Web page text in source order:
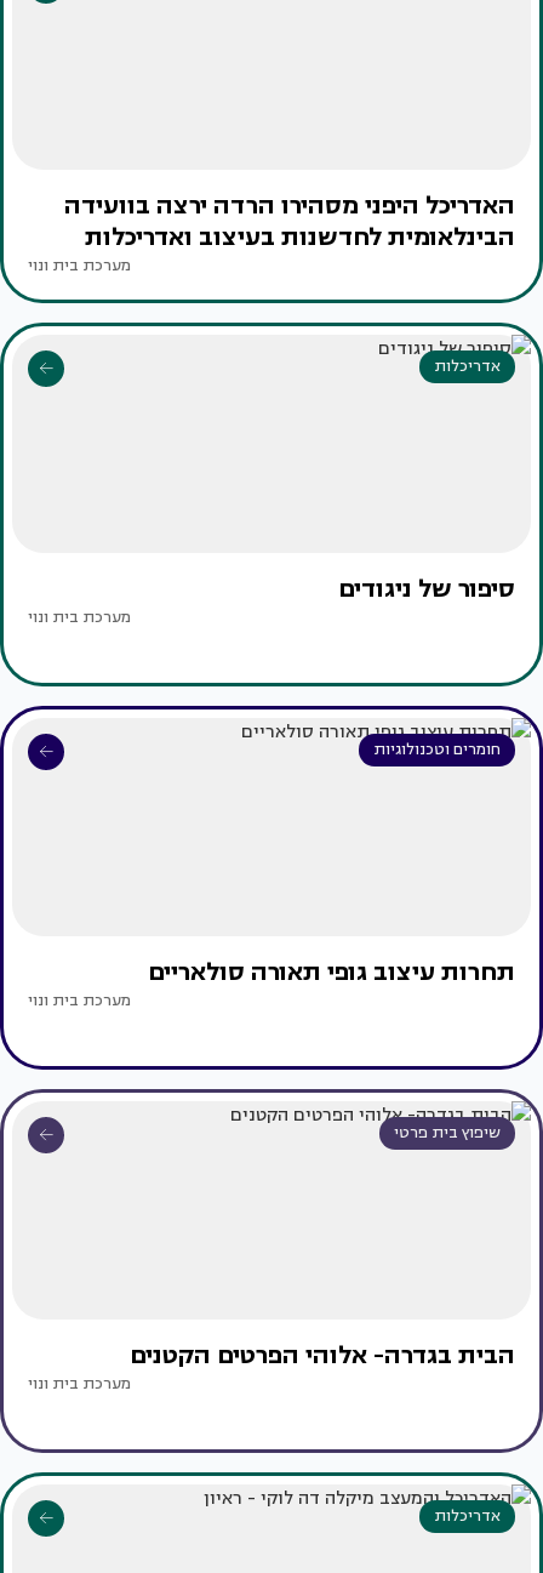
האדריכל היפני מסהירו הרדה ירצה בוועידה
הבינלאומית לחדשנות בעיצוב ואדריכלות
מערכת בית ונוי
אדריכלות
סיפור של ניגודים
מערכת בית ונוי
חומרים וטכנולוגיות
תחרות עיצוב גופי תאורה סולאריים
מערכת בית ונוי
שיפוץ בית פרטי
הבית בגדרה- אלוהי הפרטים הקטנים
מערכת בית ונוי
אדריכלות